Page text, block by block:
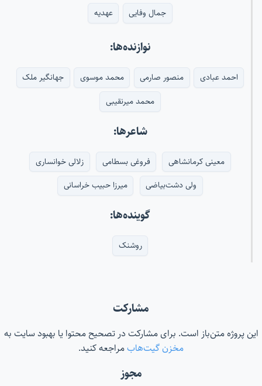
جمال وفایی عهدیه
نوازنده‌ها:
احمد عبادی منصور صارمی محمد موسوی
جهانگیر ملک
محمد میرنقیبی
شاعرها:
معینی کرمانشاهی فروغی بسطامی
زلالی خوانساری
ولی دشت‌بیاضی
میرزا حبیب خراسانی
گوینده‌ها:
روشنک
مشارکت
این پروژه متن‌باز است. برای مشارکت در تصحیح محتوا یا بهبود سایت به
مخزن گیت‌هابمراجعه کنید.
مجوز